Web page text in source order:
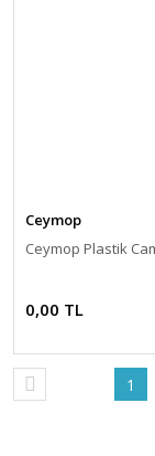
Ceymop
Ceymop Plastik
0,00 TL
1